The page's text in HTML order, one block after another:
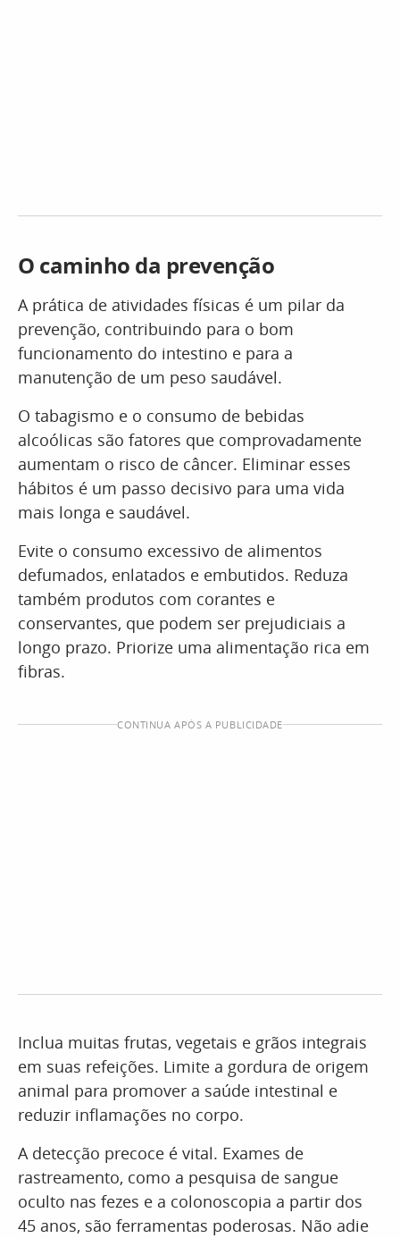
O caminho da prevenção
A prática de atividades físicas é um pilar da
prevenção, contribuindo para o bom
funcionamento do intestino e para a
manutenção de um peso saudável.
O tabagismo e o consumo de bebidas
alcoólicas são fatores que comprovadamente
aumentam o risco de câncer. Eliminar esses
hábitos é um passo decisivo para uma vida
mais longa e saudável.
Evite o consumo excessivo de alimentos
defumados, enlatados e embutidos. Reduza
também produtos com corantes e
conservantes, que podem ser prejudiciais a
longo prazo. Priorize uma alimentação rica em
fibras.
CONTINUA APÓS A PUBLICIDADE
Inclua muitas frutas, vegetais e grãos integrais
em suas refeições. Limite a gordura de origem
animal para promover a saúde intestinal e
reduzir inflamações no corpo.
A detecção precoce é vital. Exames de
rastreamento, como a pesquisa de sangue
oculto nas fezes e a colonoscopia a partir dos
45 anos, são ferramentas poderosas. Não adie